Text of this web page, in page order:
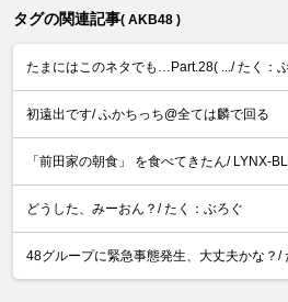
タグの関連記事( AKB48 )
たまにはこのネタでも…Part.28( .../ たく：
初遠出です/ ふかちっち@全ては麟で回る
「前田家の朝食」 を食べてきたん/ LYNX-BL
どうした、みーおん？/ たく：ぶろぐ
48グループに緊急事態発生、大丈夫かな？/